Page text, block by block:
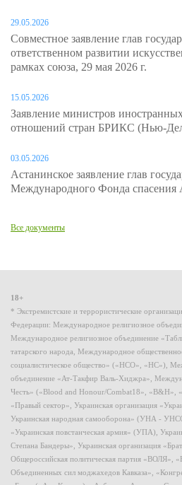
29.05.2026
Совместное заявление глав
ответственном развитии
рамках союза, 29 мая 2026 г.
15.05.2026
Заявление министров
отношений стран БРИКС (Нью-
03.05.2026
Астанинское заявление глав
Международного Фонда спасения
Все документы
18+
* Экстремистские и террористические
Федерации: Международное религиозное
Международное религиозное объединение
татарского народа, Международное
социалистическое общество» («НСО», «НС»),
объединение «Ат-Такфир Валь-Хиджра»,
Честь» («Blood and Honour/Combat18», «B&H»,
«Правый сектор», Украинская организация
Украинская народная самооборона» (УНА -
«Украинская повстанческая армия» (УПА),
Степана Бандеры», Украинская организация
Общероссийская политическая партия
Объединенных сил моджахедов Кавказа»,